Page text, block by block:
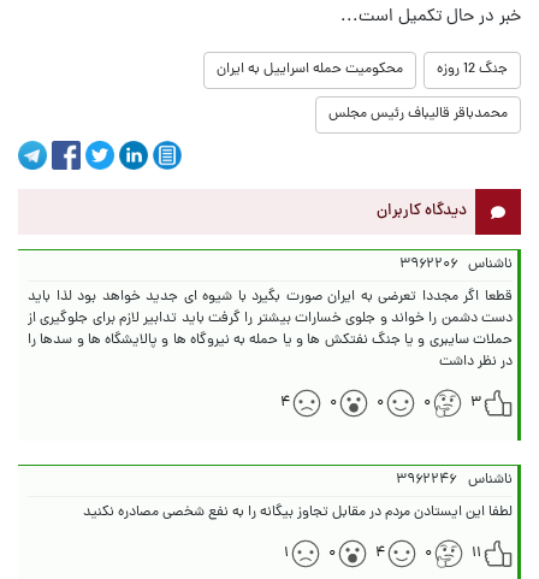
خبر در حال تکمیل است...
جنگ 12 روزه محکومیت حمله اسراییل به ایران
محمدباقر قالیباف رئيس مجلس
دیدگاه کاربران
ناشناس ۳۹۶۲۲۰۶
قطعا اگر مجددا تعرضی به ایران صورت بگیرد با شیوه ای جدید خواهد بود لذا باید
دست دشمن را خواند و جلوی خسارات بیشتر را گرفت باید تدابیر لازم برای جلوگیری از
حملات سایبری و یا جنگ نفتکش ها و یا حمله به نیروگاه ها و پالایشگاه ها و سدها را
در نظر داشت
۳
۰ ۰ ۰ ۴
ناشناس ۳۹۶۲۲۴۶
لطفا این ایستادن مردم در مقابل تجاوز بیگانه را به نفع شخصی مصادره نکنید
۱۱
۰ ۴ ۰ ۱